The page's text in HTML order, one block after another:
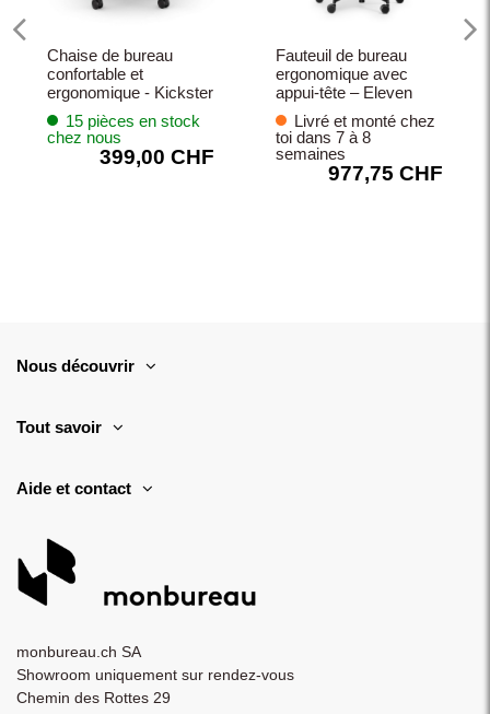
Chaise de bureau
confortable et
ergonomique - Kickster
15 pièces en stock
chez nous
399,00 CHF
Fauteuil de bureau
ergonomique avec
appui-tête – Eleven
Livré et monté chez
toi dans 7 à 8
semaines
977,75 CHF
Nous découvrir
Tout savoir
Aide et contact
monbureau.ch SA
Showroom uniquement sur rendez-vous
Chemin des Rottes 29